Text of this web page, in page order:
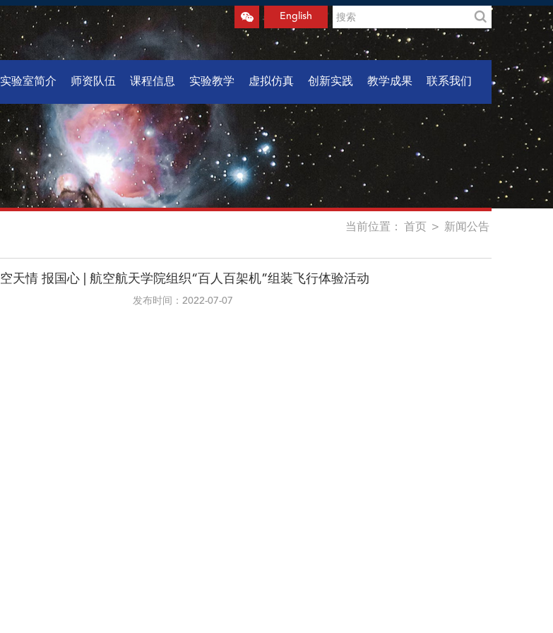
English
实验室简介 师资队伍 课程信息 实验教学 虚拟仿真 创新实践 教学成果 联系我们
当前位置： 首页 > 新闻公告
空天情 报国心 | 航空航天学院组织“百人百架机”组装飞行体验活动
发布时间：2022-07-07